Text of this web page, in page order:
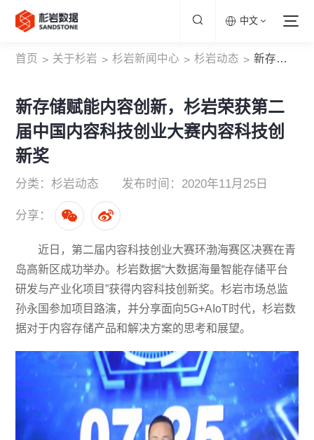
中文
首页 > 关于杉岩 > 杉岩新闻中心 > 杉岩动态 > 新存储赋能内容创新，杉岩荣获第二届中国内容科技创业大赛内容科技创新奖
新存储赋能内容创新，杉岩荣获第二
届中国内容科技创业大赛内容科技创
新奖
分类：杉岩动态 发布时间：2020年11月25日
分享：
近日，第二届内容科技创业大赛环渤海赛区决赛在青
岛高新区成功举办。杉岩数据“大数据海量智能存储平台
研发与产业化项目”获得内容科技创新奖。杉岩市场总监
孙永国参加项目路演，并分享面向5G+AIoT时代，杉岩数
据对于内容存储产品和解决方案的思考和展望。